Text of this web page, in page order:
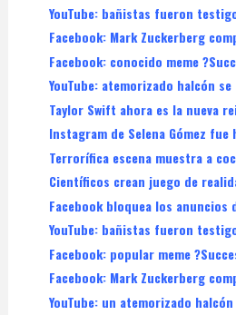
YouTube: bañistas fueron
Facebook: Mark Zuckerberg
Facebook: conocido meme
YouTube: atemorizado halcón
Taylor Swift ahora es la nueva
Instagram de Selena Gómez
Terrorífica escena muestra a
Científicos crean juego de
Facebook bloquea los anuncios
YouTube: bañistas fueron
Facebook: popular meme
Facebook: Mark Zuckerberg
YouTube: un atemorizado